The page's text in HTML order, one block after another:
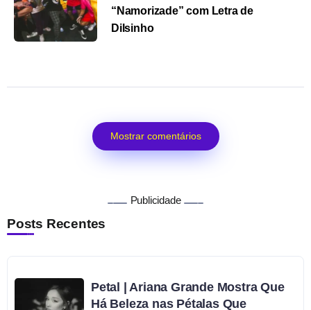
“Namorizade” com Letra de
Dilsinho
Mostrar comentários
Publicidade
Posts Recentes
Petal | Ariana Grande Mostra Que
Há Beleza nas Pétalas Que